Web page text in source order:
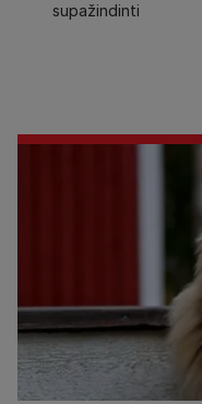
supažindinti